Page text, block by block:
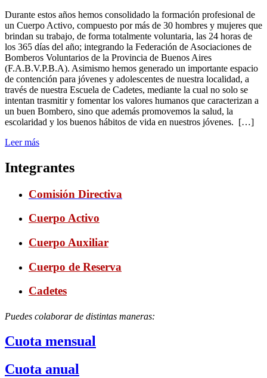
Durante estos años hemos consolidado la formación profesional de
un Cuerpo Activo, compuesto por más de 30 hombres y mujeres que
brindan su trabajo, de forma totalmente voluntaria, las 24 horas de
los 365 días del año; integrando la Federación de Asociaciones de
Bomberos Voluntarios de la Provincia de Buenos Aires
(F.A.B.V.P.B.A). Asimismo hemos generado un importante espacio
de contención para jóvenes y adolescentes de nuestra localidad, a
través de nuestra Escuela de Cadetes, mediante la cual no solo se
intentan trasmitir y fomentar los valores humanos que caracterizan a
un buen Bombero, sino que además promovemos la salud, la
escolaridad y los buenos hábitos de vida en nuestros jóvenes. […]
Leer más
Integrantes
Comisión Directiva
Cuerpo Activo
Cuerpo Auxiliar
Cuerpo de Reserva
Cadetes
Puedes colaborar de distintas maneras:
Cuota mensual
Cuota anual